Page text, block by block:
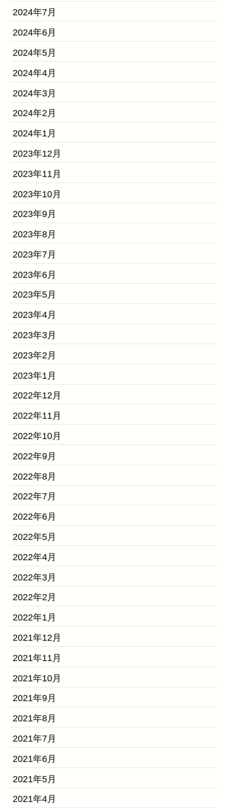
2024年7月
2024年6月
2024年5月
2024年4月
2024年3月
2024年2月
2024年1月
2023年12月
2023年11月
2023年10月
2023年9月
2023年8月
2023年7月
2023年6月
2023年5月
2023年4月
2023年3月
2023年2月
2023年1月
2022年12月
2022年11月
2022年10月
2022年9月
2022年8月
2022年7月
2022年6月
2022年5月
2022年4月
2022年3月
2022年2月
2022年1月
2021年12月
2021年11月
2021年10月
2021年9月
2021年8月
2021年7月
2021年6月
2021年5月
2021年4月